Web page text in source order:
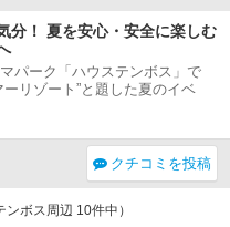
分！ 夏を安心・安全に楽しむ
パーク「ハウステンボス」で
リゾート”と題した夏のイベ
クチコミを投稿
ンボス周辺 10件中）